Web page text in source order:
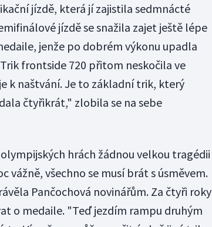
jízdě, která jí zajistila sedmnácté
jízdě se snažila zajet ještě lépe
jenže po dobrém výkonu upadla
frontside 720 přitom neskočila ve
k naštvání. Je to základní trik, který
čtyřikrát," zlobila se na sebe
hrách žádnou velkou tragédii
vážně, všechno se musí brát s úsměvem.
Pančochová novinářům. Za čtyři roky
o medaile. "Teď jezdím rampu druhým